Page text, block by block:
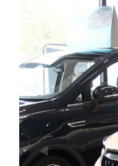
置: 车 尚